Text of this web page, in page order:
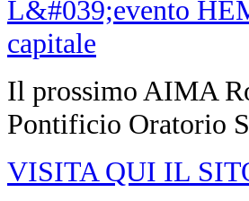
Il prossimo AIMA
Pontificio Oratorio
VISITA QUI IL